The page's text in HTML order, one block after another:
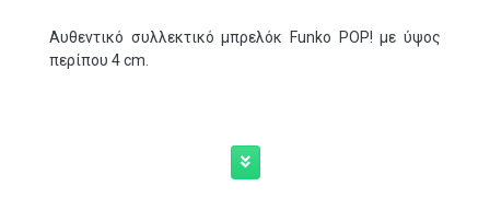
Αυθεντικό συλλεκτικό μπρελόκ Funko POP! με ύψος
περίπου 4 cm.